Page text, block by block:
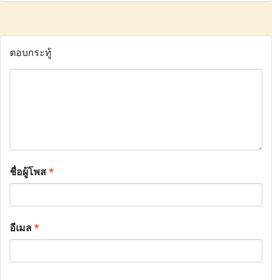
ตอบกระทู้
ชื่อผู้โพส*
อีเมล*